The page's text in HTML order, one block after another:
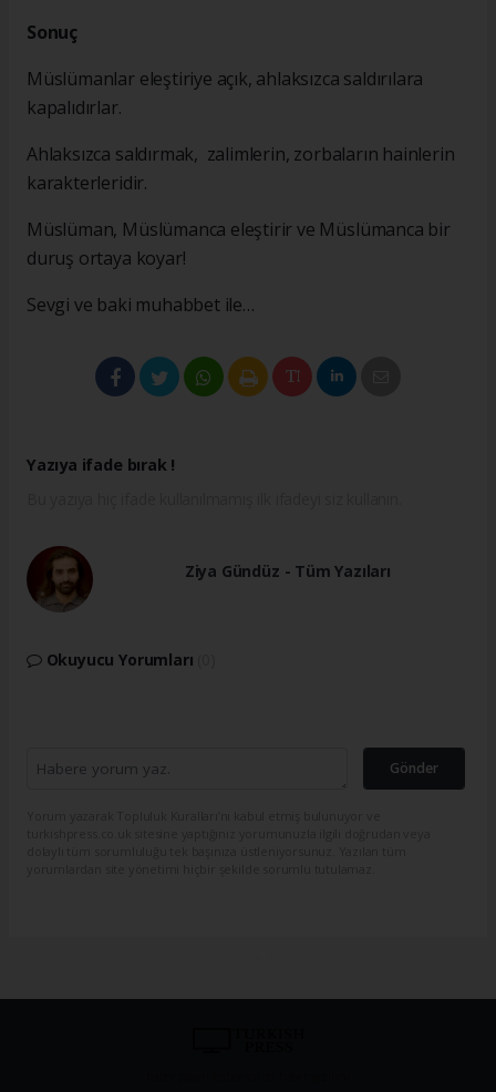
Sonuç
Müslümanlar eleştiriye açık, ahlaksızca saldırılara
kapalıdırlar.
Ahlaksızca saldırmak, zalimlerin, zorbaların hainlerin
karakterleridir.
Müslüman, Müslümanca eleştirir ve Müslümanca bir
duruş ortaya koyar!
Sevgi ve baki muhabbet ile…
Yazıya ifade bırak !
Ziya Gündüz - Tüm Yazıları
Okuyucu Yorumları
Gönder